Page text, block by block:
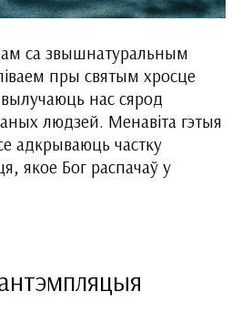
са звышнатуральным
пры святым хросце
нас сярод
людзей. Менавіта гэтыя
адкрываюць частку
якое Бог распачаў у